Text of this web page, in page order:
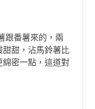
跟番薯來的，兩
甜甜，沾馬鈴薯比
綿密一點，這道對